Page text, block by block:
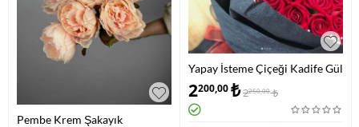
Pembe Krem Şakayık
Yapay İsteme Çiçeği Kadife Gül
50'li
2200,00₺2250,00 ₺